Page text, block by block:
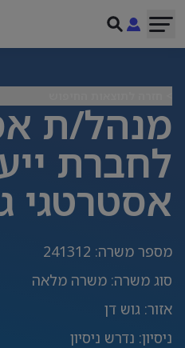
מנהל/ת
לחברת
אסטרטגי
מספר משרה:
241312
סוג משרה: משרה מלאה
אזור: גוש דן
ניסיון: נדרש ניסיון